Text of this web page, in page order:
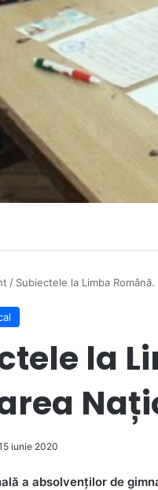
/ Subiectele la Limba
la
iunie 2020
a absolvenților de